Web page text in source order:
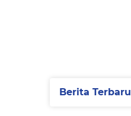
Berita Terbaru